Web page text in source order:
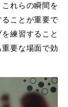
れらの瞬間を
ことが重要で
練習すること
要な場面で効